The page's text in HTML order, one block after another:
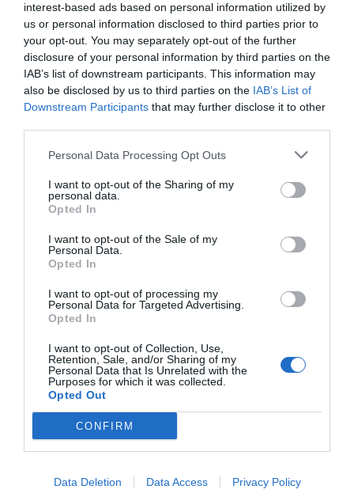
interest-based ads based on personal information utilized by
us or personal information disclosed to third parties prior to
your opt-out. You may separately opt-out of the further
disclosure of your personal information by third parties on the
IAB’s list of downstream participants. This information may
also be disclosed by us to third parties on the IAB’s List of
Downstream Participants that may further disclose it to other
Personal Data Processing Opt Outs
I want to opt-out of the Sharing of my
personal data.
Opted In
I want to opt-out of the Sale of my
Personal Data.
Opted In
I want to opt-out of processing my
Personal Data for Targeted Advertising.
Opted In
I want to opt-out of Collection, Use,
Retention, Sale, and/or Sharing of my
Personal Data that Is Unrelated with the
Purposes for which it was collected.
Opted Out
CONFIRM
Data Deletion Data Access Privacy Policy